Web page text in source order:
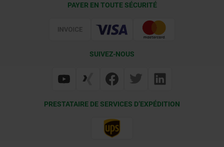
PAYER EN TOUTE SÉCURITÉ
SUIVEZ-NOUS
PRESTATAIRE DE SERVICES D’EXPÉDITION